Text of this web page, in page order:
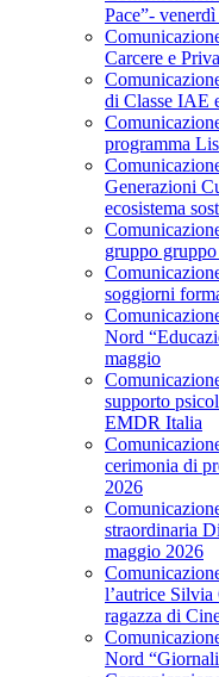
Pace”-
Carcere e
di Classe IAE
programma
Generazioni
ecosistema
gruppo
soggiorni
Nord
maggio
supporto
EMDR Italia
cerimonia di
2026
straordinaria
maggio 2026
l’autrice
ragazza di
Nord